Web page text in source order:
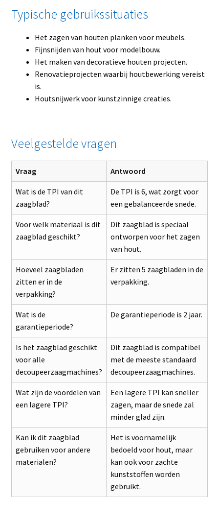
Typische gebruikssituaties
Het zagen van houten planken voor meubels.
Fijnsnijden van hout voor modelbouw.
Het maken van decoratieve houten projecten.
Renovatieprojecten waarbij houtbewerking vereist
is.
Houtsnijwerk voor kunstzinnige creaties.
Veelgestelde vragen
Vraag Antwoord
Wat is de TPI van dit
zaagblad?
De TPI is 6, wat zorgt voor
een gebalanceerde snede.
Voor welk materiaal is dit
zaagblad geschikt?
Dit zaagblad is speciaal
ontworpen voor het zagen
van hout.
Hoeveel zaagbladen
zitten er in de
verpakking?
Er zitten 5 zaagbladen in de
verpakking.
Wat is de
garantieperiode?
De garantieperiode is 2 jaar.
Is het zaagblad geschikt
voor alle
decoupeerzaagmachines?
Dit zaagblad is compatibel
met de meeste standaard
decoupeerzaagmachines.
Wat zijn de voordelen van
een lagere TPI?
Een lagere TPI kan sneller
zagen, maar de snede zal
minder glad zijn.
Kan ik dit zaagblad
gebruiken voor andere
materialen?
Het is voornamelijk
bedoeld voor hout, maar
kan ook voor zachte
kunststoffen worden
gebruikt.